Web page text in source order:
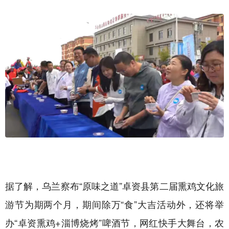
据了解，乌兰察布“原味之道”卓资县第二届熏鸡文化旅
游节为期两个月，期间除万“食”大吉活动外，还将举
办“卓资熏鸡+淄博烧烤”啤酒节，网红快手大舞台，农